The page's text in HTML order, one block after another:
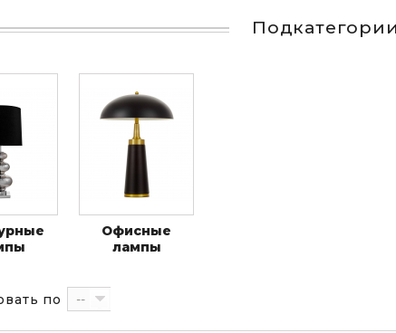
Офисные
лампы
по --